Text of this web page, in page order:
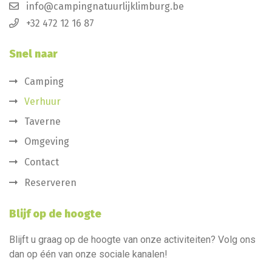
info@campingnatuurlijklimburg.be
+32 472 12 16 87
Snel naar
Camping
Verhuur
Taverne
Omgeving
Contact
Reserveren
Blijf op de hoogte
Blijft u graag op de hoogte van onze activiteiten? Volg ons
dan op één van onze sociale kanalen!